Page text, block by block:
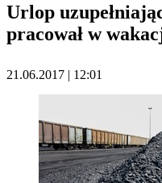
Urlop
pracował w
21.06.2017 | 12:01